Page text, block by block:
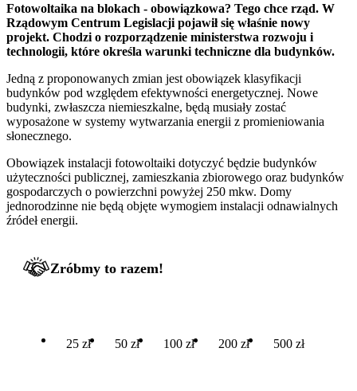
Fotowoltaika na blokach - obowiązkowa? Tego chce rząd. W
Rządowym Centrum Legislacji pojawił się właśnie nowy
projekt. Chodzi o rozporządzenie ministerstwa rozwoju i
technologii, które określa warunki techniczne dla budynków.
Jedną z proponowanych zmian jest obowiązek klasyfikacji
budynków pod względem efektywności energetycznej. Nowe
budynki, zwłaszcza niemieszkalne, będą musiały zostać
wyposażone w systemy wytwarzania energii z promieniowania
słonecznego.
Obowiązek instalacji fotowoltaiki dotyczyć będzie budynków
użyteczności publicznej, zamieszkania zbiorowego oraz budynków
gospodarczych o powierzchni powyżej 250 mkw. Domy
jednorodzinne nie będą objęte wymogiem instalacji odnawialnych
źródeł energii.
Zróbmy to razem!
25 zł 50 zł 100 zł 200 zł 500 zł